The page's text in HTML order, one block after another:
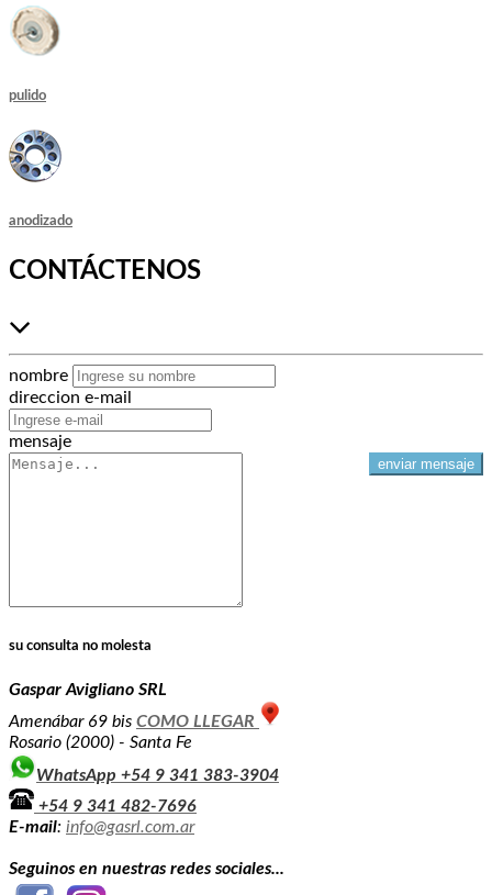
pulido
anodizado
CONTÁCTENOS
nombre
direccion e-mail
mensaje
su consulta no molesta
Gaspar Avigliano SRL
Amenábar 69 bis COMO LLEGAR
Rosario (2000) - Santa Fe
WhatsApp +54 9 341 383-3904
+54 9 341 482-7696
E-mail: info@gasrl.com.ar
Seguinos en nuestras redes sociales...